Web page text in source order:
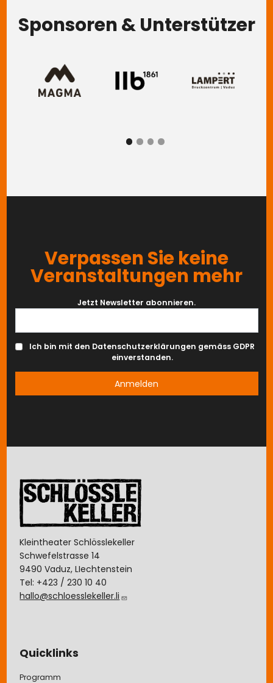
Sponsoren & Unterstützer
Image
Image
Verpassen Sie keine
Veranstaltungen mehr
Jetzt Newsletter abonnieren.
Ich bin mit den Datenschutzerklärungen gemäss GDPR
einverstanden.
Image
Kleintheater Schlösslekeller
Schwefelstrasse 14
9490 Vaduz, LIechtenstein
Tel: +423 / 230 10 40
hallo@schloesslekeller.li
Quicklinks
Programm